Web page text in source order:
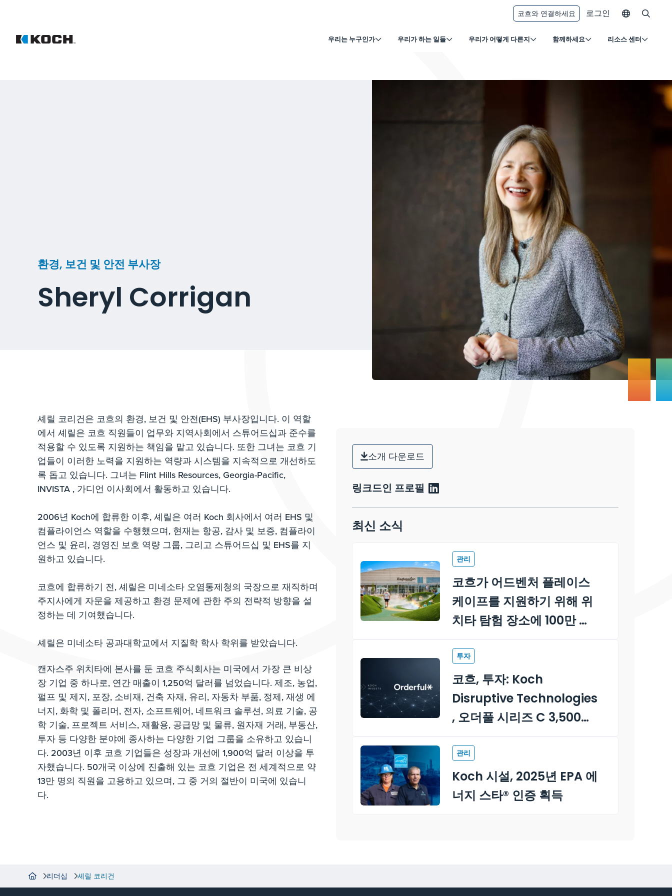
우리는 누구인가 우리가 하는 일들 우리가 어떻게 다른지 함께하세요 리소스 센터
코흐와 연결하세요 로그인
환경, 보건 및 안전 부사장
Sheryl Corrigan
셰릴 코리건은 코흐의 환경, 보건 및 안전(EHS) 부사장입니다. 이 역할
에서 셰릴은 코흐 직원들이 업무와 지역사회에서 스튜어드십과 준수를
적용할 수 있도록 지원하는 책임을 맡고 있습니다. 또한 그녀는 코흐 기
업들이 이러한 노력을 지원하는 역량과 시스템을 지속적으로 개선하도
록 돕고 있습니다. 그녀는 Flint Hills Resources, Georgia-Pacific,
INVISTA , 가디언 이사회에서 활동하고 있습니다.
2006년 Koch에 합류한 이후, 셰릴은 여러 Koch 회사에서 여러 EHS 및
컴플라이언스 역할을 수행했으며, 현재는 항공, 감사 및 보증, 컴플라이
언스 및 윤리, 경영진 보호 역량 그룹, 그리고 스튜어드십 및 EHS를 지
원하고 있습니다.
코흐에 합류하기 전, 셰릴은 미네소타 오염통제청의 국장으로 재직하며
주지사에게 자문을 제공하고 환경 문제에 관한 주의 전략적 방향을 설
정하는 데 기여했습니다.
셰릴은 미네소타 공과대학교에서 지질학 학사 학위를 받았습니다.
캔자스주 위치타에 본사를 둔 코흐 주식회사는 미국에서 가장 큰 비상
장 기업 중 하나로, 연간 매출이 1,250억 달러를 넘었습니다. 제조, 농업,
펄프 및 제지, 포장, 소비재, 건축 자재, 유리, 자동차 부품, 정제, 재생 에
너지, 화학 및 폴리머, 전자, 소프트웨어, 네트워크 솔루션, 의료 기술, 공
학 기술, 프로젝트 서비스, 재활용, 공급망 및 물류, 원자재 거래, 부동산,
투자 등 다양한 분야에 종사하는 다양한 기업 그룹을 소유하고 있습니
다. 2003년 이후 코흐 기업들은 성장과 개선에 1,900억 달러 이상을 투
자했습니다. 50개국 이상에 진출해 있는 코흐 기업은 전 세계적으로 약
13만 명의 직원을 고용하고 있으며, 그 중 거의 절반이 미국에 있습니
다.
소개 다운로드
링크드인 프로필
최신 소식
관리
코흐가 어드벤처 플레이스
케이프를 지원하기 위해 위
치타 탐험 장소에 100만 달
투자
코흐, 투자: Koch
Disruptive Technologies
, 오더풀 시리즈 C 3,500만
관리
Koch 시설, 2025년 EPA 에
너지 스타® 인증 획득
리더십 셰릴 코리건